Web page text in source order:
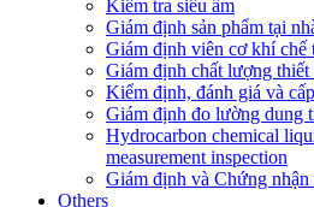
Kiểm tra siêu âm
Giám định sản phẩm tại
Giám định viên cơ khí chế
Giám định chất lượng thiết
Kiểm định, đánh giá và
Giám định đo lường dung
Hydrocarbon chemical
measurement inspection
Giám định và Chứng nhận
Others